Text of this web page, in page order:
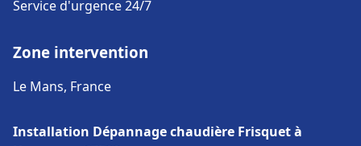
Service d'urgence 24/7
Zone intervention
Le Mans, France
Installation Dépannage chaudière Frisquet à